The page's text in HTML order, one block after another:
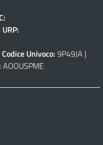
URP:
Codice Univoco: 9P49JA |
AOOUSPME